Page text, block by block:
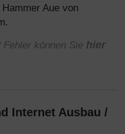
Aue von
können Sie hier
Internet Ausbau /